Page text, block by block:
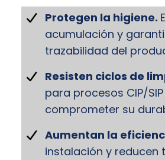
Protegen la higiene.
acumulación y
trazabilidad del
Resisten ciclos de
para procesos CIP/
comprometer su
Aumentan la
instalación y reducen